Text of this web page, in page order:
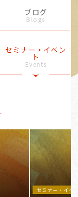
ブログ
Blogs
セミナー・イベン
ト
Events
セミナー・イベ